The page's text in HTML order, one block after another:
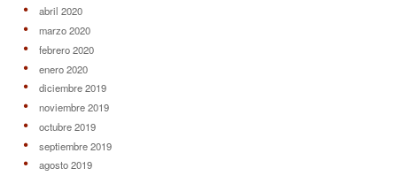
abril 2020
marzo 2020
febrero 2020
enero 2020
diciembre 2019
noviembre 2019
octubre 2019
septiembre 2019
agosto 2019